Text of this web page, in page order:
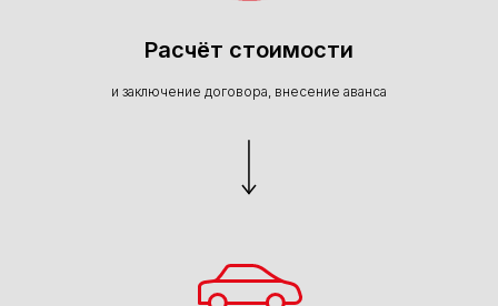
Расчёт стоимости
и заключение договора, внесение аванса